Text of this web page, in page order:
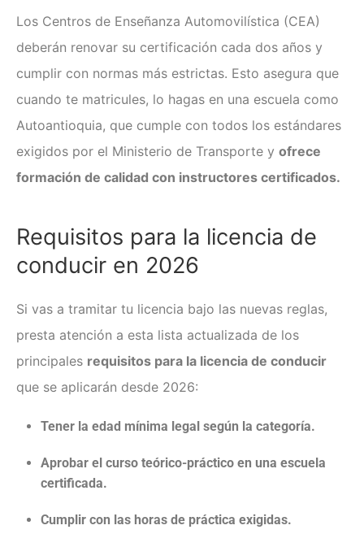
Los Centros de Enseñanza Automovilística (CEA)
deberán renovar su certificación cada dos años y
cumplir con normas más estrictas. Esto asegura que
cuando te matricules, lo hagas en una escuela como
Autoantioquia, que cumple con todos los estándares
exigidos por el Ministerio de Transporte y ofrece
formación de calidad con instructores certificados.
Requisitos para la licencia de
conducir en 2026
Si vas a tramitar tu licencia bajo las nuevas reglas,
presta atención a esta lista actualizada de los
principales requisitos para la licencia de conducir
que se aplicarán desde 2026:
Tener la edad mínima legal según la categoría.
Aprobar el curso teórico-práctico en una escuela
certificada.
Cumplir con las horas de práctica exigidas.